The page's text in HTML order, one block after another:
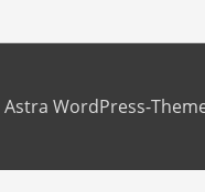
Astra WordPress-